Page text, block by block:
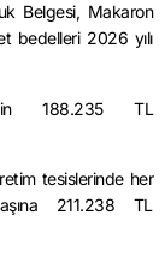
Belgesi, Makaron
bedelleri 2026 yılı
188.235 TL
tesislerinde her
211.238 TL